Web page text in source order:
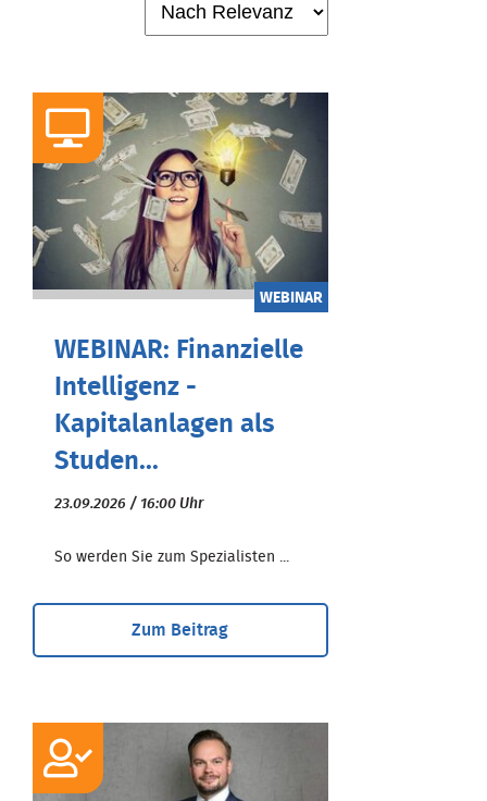
WEBINAR
WEBINAR: Finanzielle
Intelligenz -
Kapitalanlagen als
Studen...
23.09.2026 / 16:00 Uhr
So werden Sie zum Spezialisten ...
Zum Beitrag